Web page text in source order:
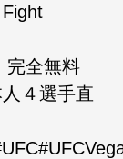
完全無料
４選手直